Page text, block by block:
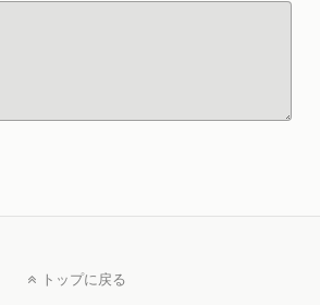
トップに戻る